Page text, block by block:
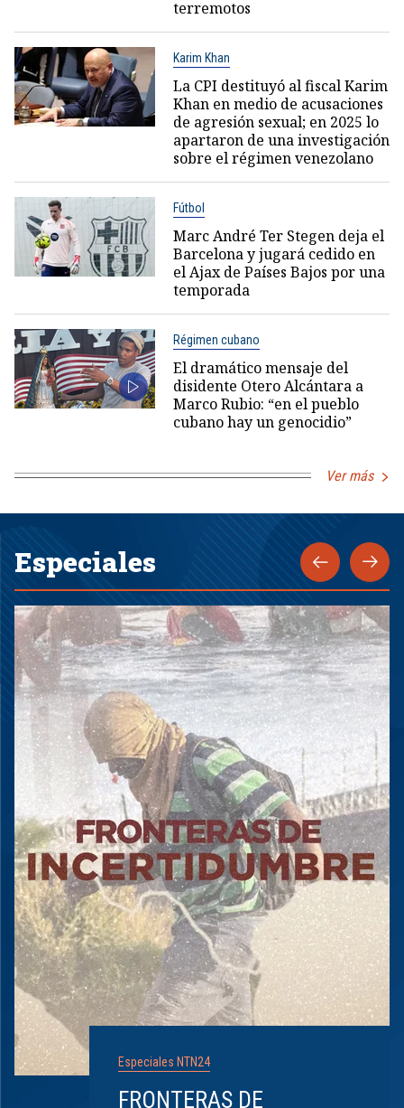
terremotos
Karim Khan
La CPI destituyó al fiscal Karim
Khan en medio de acusaciones
de agresión sexual; en 2025 lo
apartaron de una investigación
sobre el régimen venezolano
Fútbol
Marc André Ter Stegen deja el
Barcelona y jugará cedido en
el Ajax de Países Bajos por una
temporada
Régimen cubano
El dramático mensaje del
disidente Otero Alcántara a
Marco Rubio: “en el pueblo
cubano hay un genocidio”
Ver más
Especiales
Especiales NTN24
FRONTERAS DE